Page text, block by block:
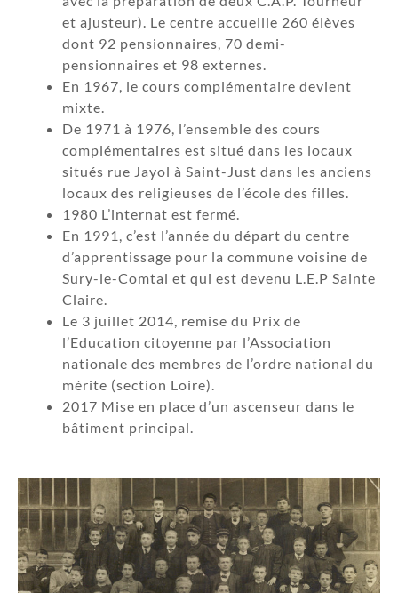
et ajusteur). Le centre accueille 260 élèves
dont 92 pensionnaires, 70 demi-
pensionnaires et 98 externes.
En 1967, le cours complémentaire devient
mixte.
De 1971 à 1976, l’ensemble des cours
complémentaires est situé dans les locaux
situés rue Jayol à Saint-Just dans les anciens
locaux des religieuses de l’école des filles.
1980 L’internat est fermé.
En 1991, c’est l’année du départ du centre
d’apprentissage pour la commune voisine de
Sury-le-Comtal et qui est devenu L.E.P Sainte
Claire.
Le 3 juillet 2014, remise du Prix de
l’Education citoyenne par l’Association
nationale des membres de l’ordre national du
mérite (section Loire).
2017 Mise en place d’un ascenseur dans le
bâtiment principal.